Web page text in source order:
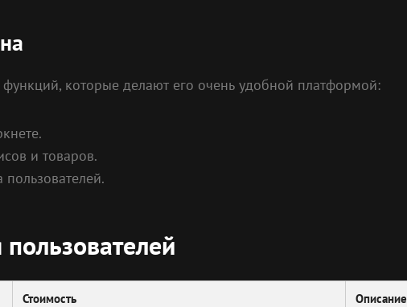
которые делают его очень удобной платформой:
и товаров.
Стоимость Описание